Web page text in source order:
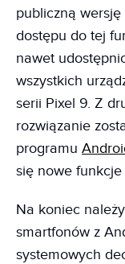
publiczną
dostępu do tej
nawet
wszystkich
serii Pixel 9. Z
rozwiązanie
programu
się nowe
Na koniec
smartfonów z
systemowych